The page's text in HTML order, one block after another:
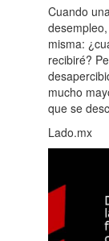
Cuando
misma:
recibiré?
mucho
que se
Lado.mx